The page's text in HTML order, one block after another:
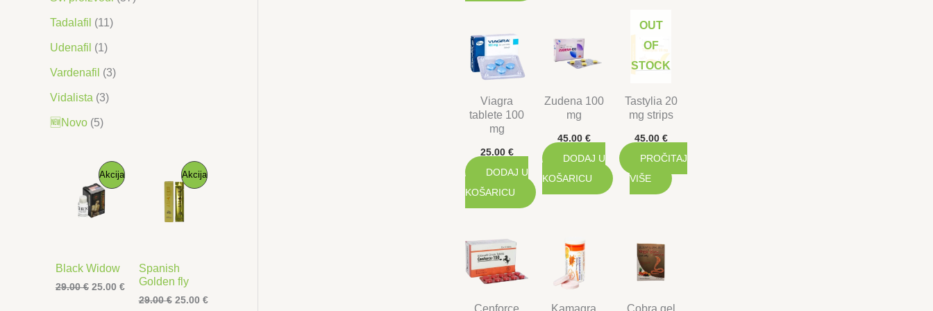
Tadalafil (11)
Udenafil (1)
Vardenafil (3)
Vidalista (3)
🆕Novo (5)
AkcijaP
Black Widow
29.00€ I25.00 €T
AkcijaP
V
Spanish
Golden fly
29.00€ I25.00 €T
Viagra
tablete 100
mg
25.00 €
DODAJ U
KOŠARICU
Zudena 100
mg
45.00 €
DODAJ U
KOŠARICU
OUT
OF
STOCK
Tastylia 20
mg strips
45.00 €
PROČITAJ
VIŠE